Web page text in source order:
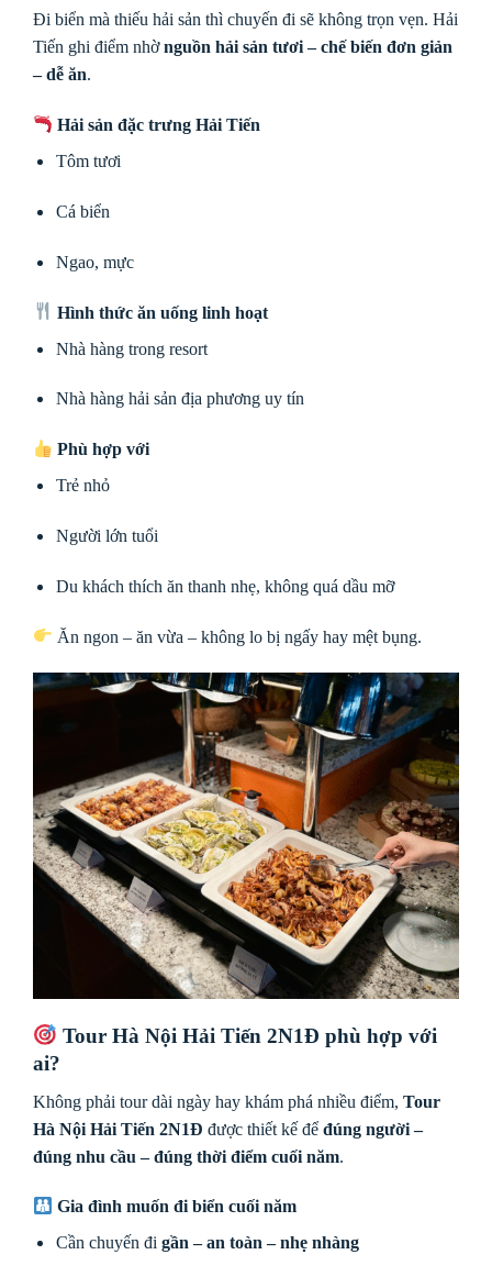
Đi biển mà thiếu hải sản thì chuyến đi sẽ không trọn vẹn. Hải
Tiến ghi điểm nhờnguồn hải sản tươi – chế biến đơn giản
– dễ ăn.
Hải sản đặc trưng Hải Tiến
Tôm tươi
Cá biển
Ngao, mực
Hình thức ăn uống linh hoạt
Nhà hàng trong resort
Nhà hàng hải sản địa phương uy tín
Phù hợp với
Trẻ nhỏ
Người lớn tuổi
Du khách thích ăn thanh nhẹ, không quá dầu mỡ
Ăn ngon – ăn vừa – không lo bị ngấy hay mệt bụng.
Tour Hà Nội Hải Tiến 2N1Đ phù hợp với
ai?
Không phải tour dài ngày hay khám phá nhiều điểm, Tour
Hà Nội Hải Tiến 2N1Đ được thiết kế để đúng người –
đúng nhu cầu – đúng thời điểm cuối năm.
Gia đình muốn đi biển cuối năm
Cần chuyến đi gần – an toàn – nhẹ nhàng